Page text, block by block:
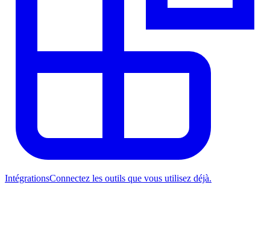
IntégrationsConnectez les outils que vous utilisez déjà.